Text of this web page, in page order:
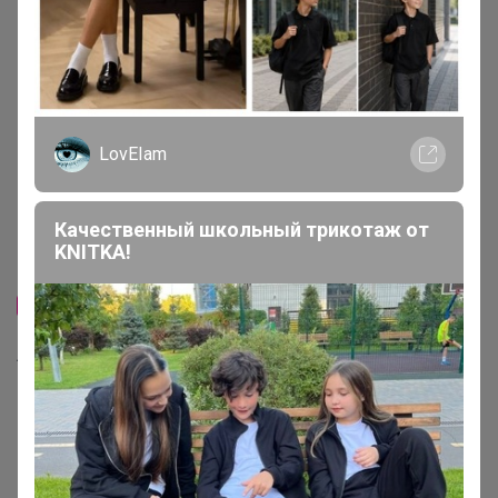
Скидка
1 780р
-9%
1 961р
Кофе Эфиопия Амхара 4
Айеху 1000г, ЗЕРНО
Дата обжарки 08.07.2026
1 653р
-29%
2 320р
Кофе Бразилия Сантос 17/18
(шоколадное парфе с
ореховым кремом) 1000г,
Зерно
LovEIam
Качественный школьный трикотаж от
KNITKA!